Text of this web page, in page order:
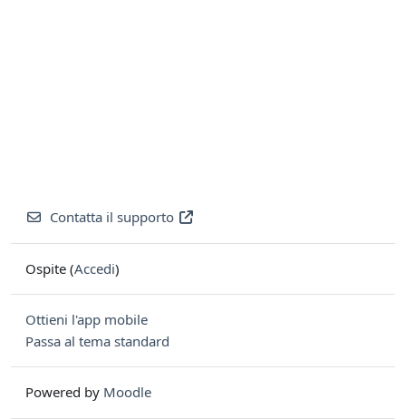
Contatta il supporto
Ospite (Accedi)
Ottieni l'app mobile
Passa al tema standard
Powered by Moodle